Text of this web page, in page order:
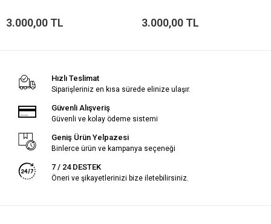
3.000,00 TL 3.000,00 TL
Hızlı Teslimat
Siparişleriniz en kısa sürede elinize ulaşır.
Güvenli Alışveriş
Güvenli ve kolay ödeme sistemi
Geniş Ürün Yelpazesi
Binlerce ürün ve kampanya seçeneği
7 / 24 DESTEK
Öneri ve şikayetlerinizi bize iletebilirsiniz.